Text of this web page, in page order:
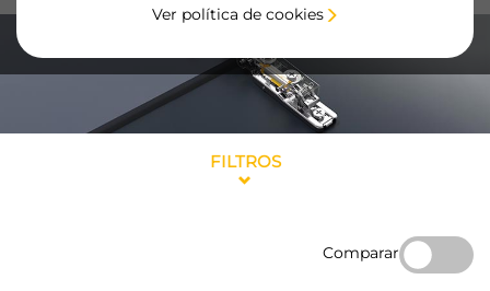
Ver política de cookies
FILTROS
Comparar